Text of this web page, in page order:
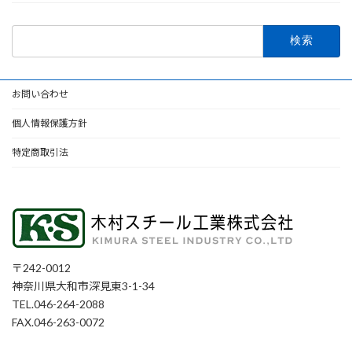
お問い合わせ
個人情報保護方針
特定商取引法
〒242-0012
神奈川県大和市深見東3-1-34
TEL.046-264-2088
FAX.046-263-0072